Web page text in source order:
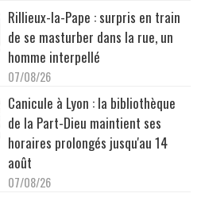
Rillieux-la-Pape : surpris en train
de se masturber dans la rue, un
homme interpellé
07/08/26
Canicule à Lyon : la bibliothèque
de la Part-Dieu maintient ses
horaires prolongés jusqu'au 14
août
07/08/26